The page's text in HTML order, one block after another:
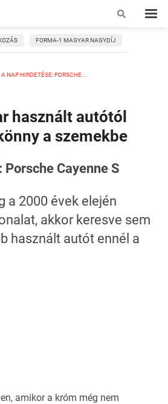
FORMA-1 MAGYAR NAGYDÍJ
A NAP HIRDETÉSE: PORSCHE...
használt autótól
a szemekbe
Cayenne S
a 2000 évek elején
akkor keresve sem
használt autót ennél a
amikor a króm még nem